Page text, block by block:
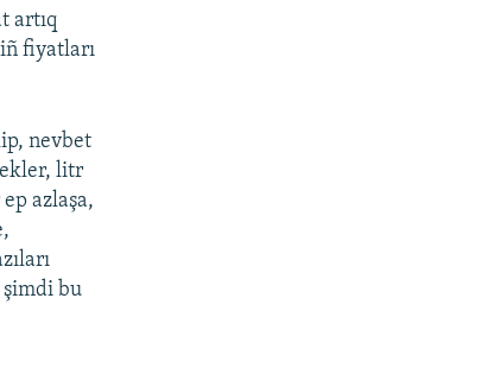
artıq
fiyatları
nevbet
litr
azlaşa,
şimdi bu